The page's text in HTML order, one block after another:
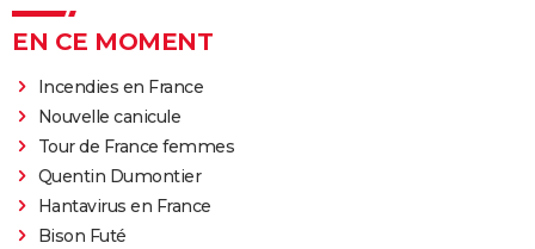
EN CE MOMENT
Incendies en France
Nouvelle canicule
Tour de France femmes
Quentin Dumontier
Hantavirus en France
Bison Futé